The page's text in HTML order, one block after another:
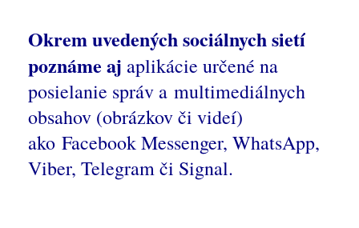
Okrem uvedených sociálnych sietí
poznáme aj aplikácie určené na
posielanie správ a multimediálnych
obsahov (obrázkov či videí)
ako Facebook Messenger, WhatsApp,
Viber, Telegram či Signal.